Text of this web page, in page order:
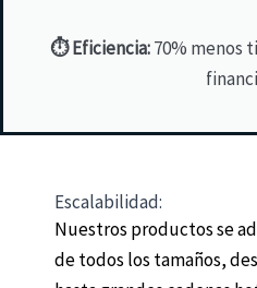
⏱️ Eficiencia:70% menos
Escalabilidad:
Nuestros productos se
de todos los tamaños,